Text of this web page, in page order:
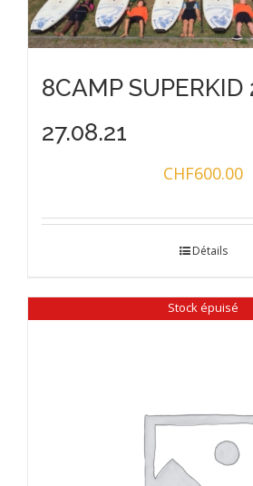
8CAMP SUPERKID
27.08.21
CHF600.00
Détails
Stock épuisé